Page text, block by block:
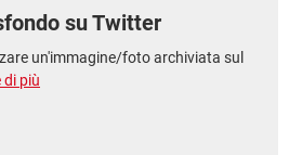
su Twitter
un'immagine/foto archiviata sul
di più